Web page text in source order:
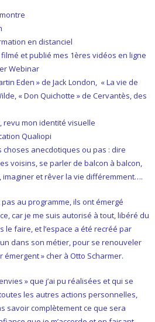
en distanciel
et publié mes 1ères vidéos en ligne
Webinar
Eden » de Jack London, « La vie de
« Don Quichotte » de Cervantès, des
revu mon identité visuelle
Qualiopi
anecdotiques ou pas : dire
voisins, se parler de balcon à balcon,
imaginer et rêver la vie différemment….
au programme, ils ont émergé
car je me suis autorisé à tout, libéré du
faire, et l’espace a été recréé par
dans son métier, pour se renouveler
» cher à Otto Scharmer.
» que j’ai pu réalisées et qui se
les autres actions personnelles,
savoir complètement ce que sera